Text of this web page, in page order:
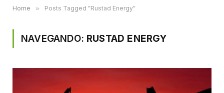
Home » Posts Tagged "Rustad Energy"
NAVEGANDO: RUSTAD ENERGY